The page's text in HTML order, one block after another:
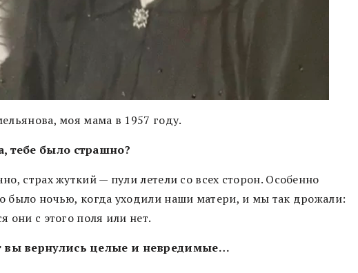
моя мама в 1957 году.
тебе было страшно?
страх жуткий — пули летели со всех сторон. Особенно
было ночью, когда уходили наши матери, и мы так дрожали:
они с этого поля или нет.
вы вернулись целые и невредимые…